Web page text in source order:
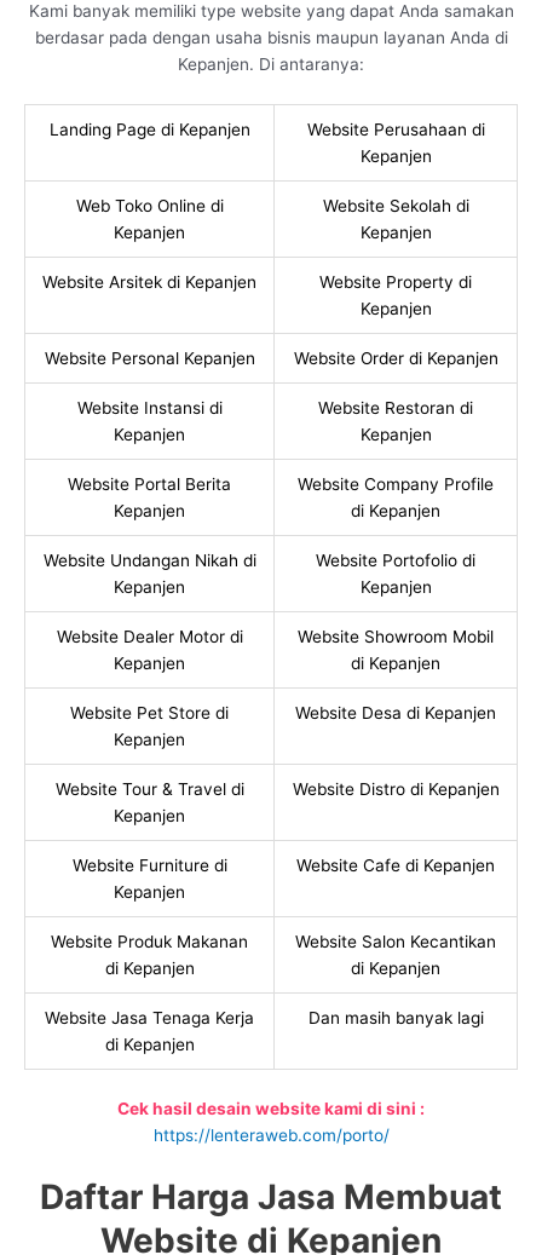
Kami banyak memiliki type website yang dapat Anda samakan
berdasar pada dengan usaha bisnis maupun layanan Anda di
Kepanjen. Di antaranya:
Landing Page di Kepanjen
Website Perusahaan di
Kepanjen
Web Toko Online di
Kepanjen
Website Sekolah di
Kepanjen
Website Arsitek di Kepanjen
Website Property di
Kepanjen
Website Personal Kepanjen Website Order di Kepanjen
Website Instansi di
Kepanjen
Website Restoran di
Kepanjen
Website Portal Berita
Kepanjen
Website Company Profile
di Kepanjen
Website Undangan Nikah di
Kepanjen
Website Portofolio di
Kepanjen
Website Dealer Motor di
Kepanjen
Website Showroom Mobil
di Kepanjen
Website Pet Store di
Kepanjen
Website Desa di Kepanjen
Website Tour & Travel di
Kepanjen
Website Distro di Kepanjen
Website Furniture di
Kepanjen
Website Cafe di Kepanjen
Website Produk Makanan
di Kepanjen
Website Salon Kecantikan
di Kepanjen
Website Jasa Tenaga Kerja
di Kepanjen
Dan masih banyak lagi
Cek hasil desain website kami di sini :
https://lenteraweb.com/porto/
Daftar Harga Jasa Membuat
Website di Kepanjen